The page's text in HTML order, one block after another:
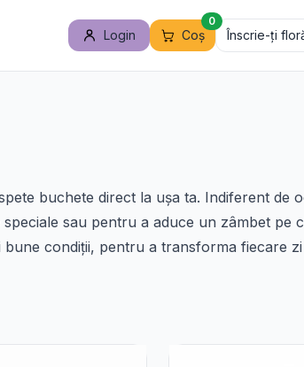
Login Coș
0
Înscrie-ți
buchete direct la ușa ta. Indiferent de
sau pentru a aduce un zâmbet pe
condiții, pentru a transforma fiecare